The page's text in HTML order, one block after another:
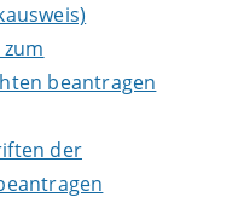
beantragen
der